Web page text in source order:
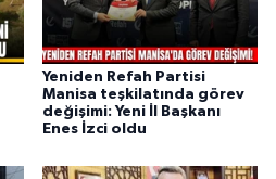
Yeniden Refah Partisi
Manisa teşkilatında görev
değişimi: Yeni İl Başkanı
Enes İzci oldu